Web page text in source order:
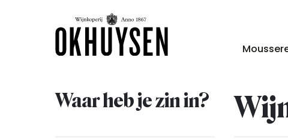
Waar heb je zin in?